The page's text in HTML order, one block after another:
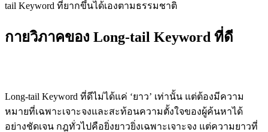
tail Keyword ที่ยากขึ้นได้เองตามธรรมชาติ
กายวิภาคของ Long-tail Keyword ที่ดี
Long-tail Keyword ที่ดีไม่ได้แค่ ‘ยาว’ เท่านั้น แต่ต้องมีความ
หมายที่เฉพาะเจาะจงและสะท้อนความตั้งใจของผู้ค้นหาได้
อย่างชัดเจน กฎทั่วไปคือยิ่งยาวยิ่งเฉพาะเจาะจง แต่ความยาวที่